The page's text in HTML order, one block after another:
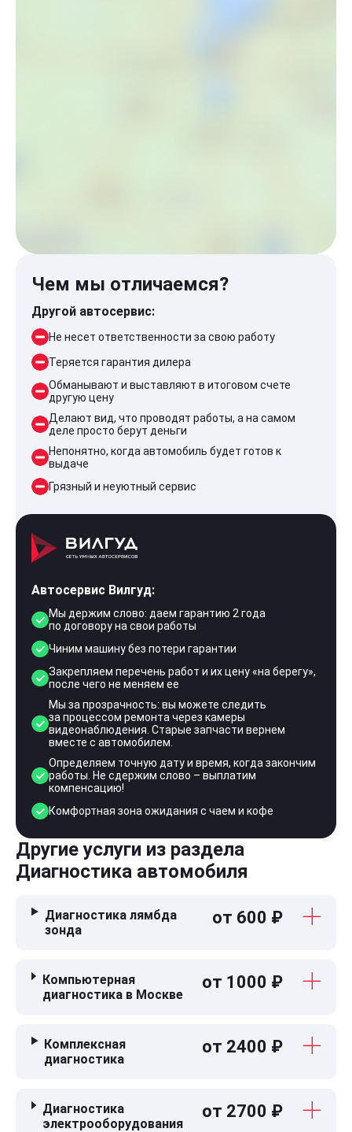
Чем мы отличаемся?
Другой автосервис:
Не несет ответственности за свою работу
Теряется гарантия дилера
Обманывают и выставляют в итоговом счете
другую цену
Делают вид, что проводят работы, а на самом
деле просто берут деньги
Непонятно, когда автомобиль будет готов к
выдаче
Грязный и неуютный сервис
Автосервис Вилгуд:
Мы держим слово: даем гарантию 2 года
по договору на свои работы
Чиним машину без потери гарантии
Закрепляем перечень работ и их цену «на берегу»,
после чего не меняем ее
Мы за прозрачность: вы можете следить
за процессом ремонта через камеры
видеонаблюдения. Старые запчасти вернем
вместе с автомобилем.
Определяем точную дату и время, когда закончим
работы. Не сдержим слово – выплатим
компенсацию!
Комфортная зона ожидания с чаем и кофе
Другие услуги из раздела
Диагностика автомобиля
Диагностика лямбда
зонда
от 600 ₽
Компьютерная
диагностика в Москве
от 1000 ₽
Комплексная
диагностика
от 2400 ₽
Диагностика
электрооборудования
от 2700 ₽